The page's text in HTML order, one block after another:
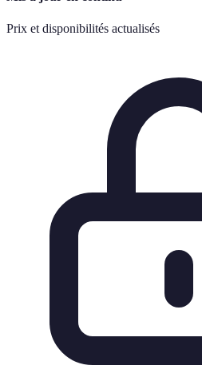
Prix et disponibilités actualisés